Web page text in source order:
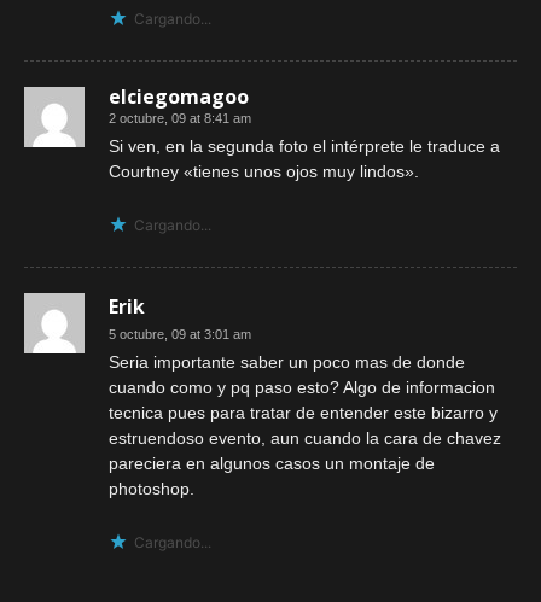
Cargando...
elciegomagoo
2 octubre, 09 at 8:41 am
Si ven, en la segunda foto el intérprete le traduce a
Courtney «tienes unos ojos muy lindos».
Cargando...
Erik
5 octubre, 09 at 3:01 am
Seria importante saber un poco mas de donde
cuando como y pq paso esto? Algo de informacion
tecnica pues para tratar de entender este bizarro y
estruendoso evento, aun cuando la cara de chavez
pareciera en algunos casos un montaje de
photoshop.
Cargando...